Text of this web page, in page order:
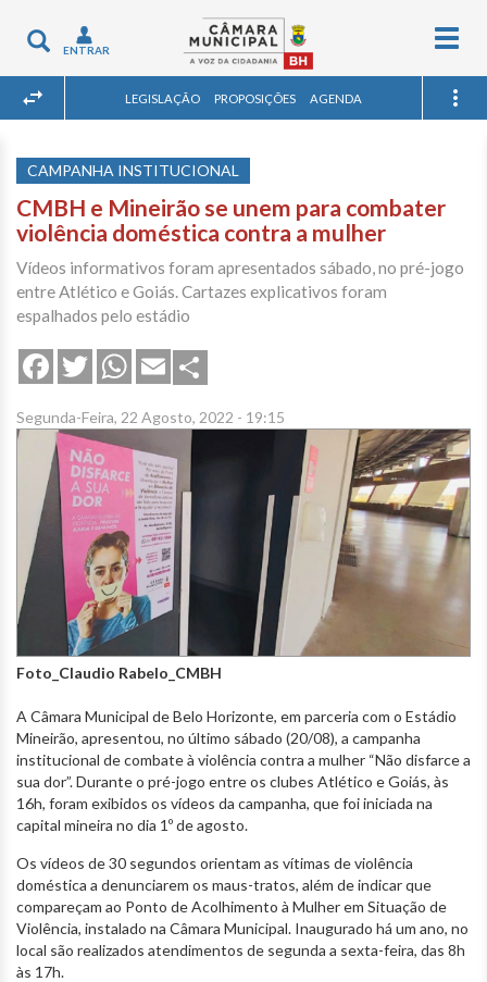
Toggle
navigation
ENTRAR
LEGISLAÇÃO PROPOSIÇÕES AGENDA
CAMPANHA INSTITUCIONAL
CMBH e Mineirão se unem para combater
violência doméstica contra a mulher
Vídeos informativos foram apresentados sábado, no pré-jogo
entre Atlético e Goiás. Cartazes explicativos foram
espalhados pelo estádio
FacebookTwitterWhatsApp
Email
Segunda-Feira, 22 Agosto, 2022 - 19:15
Foto_Claudio Rabelo_CMBH
A Câmara Municipal de Belo Horizonte, em parceria com o Estádio
Mineirão, apresentou, no último sábado (20/08), a campanha
institucional de combate à violência contra a mulher “Não disfarce a
sua dor”. Durante o pré-jogo entre os clubes Atlético e Goiás, às
16h, foram exibidos os vídeos da campanha, que foi iniciada na
capital mineira no dia 1º de agosto.
Os vídeos de 30 segundos orientam as vítimas de violência
doméstica a denunciarem os maus-tratos, além de indicar que
compareçam ao Ponto de Acolhimento à Mulher em Situação de
Violência, instalado na Câmara Municipal. Inaugurado há um ano, no
local são realizados atendimentos de segunda a sexta-feira, das 8h
às 17h.